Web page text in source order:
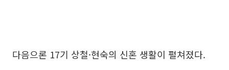
다음으론 17기 상철·현숙의 신혼 생활이 펼쳐졌다.